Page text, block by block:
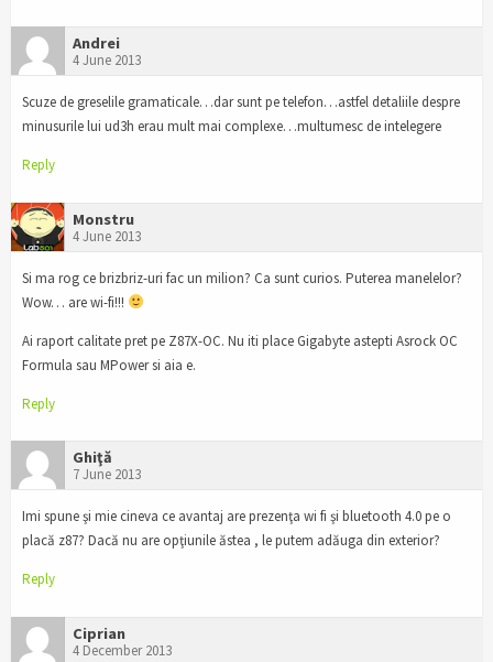
Andrei
4 June 2013
Scuze de greselile gramaticale…dar sunt pe telefon…astfel detaliile despre
minusurile lui ud3h erau mult mai complexe…multumesc de intelegere
Reply
Monstru
4 June 2013
Si ma rog ce brizbriz-uri fac un milion? Ca sunt curios. Puterea manelelor?
Wow… are wi-fi!!!
Ai raport calitate pret pe Z87X-OC. Nu iti place Gigabyte astepti Asrock OC
Formula sau MPower si aia e.
Reply
Ghiţă
7 June 2013
Imi spune şi mie cineva ce avantaj are prezenţa wi fi şi bluetooth 4.0 pe o
placă z87? Dacă nu are opţiunile ăstea , le putem adăuga din exterior?
Reply
Ciprian
4 December 2013